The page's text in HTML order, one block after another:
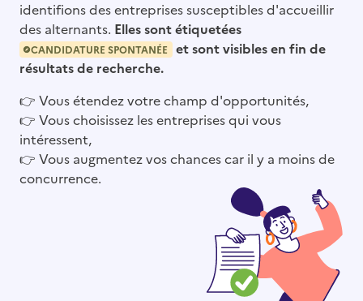
identifions des entreprises susceptibles d'accueillir
des alternants. Elles sont étiquetées
CANDIDATURE SPONTANÉE
et sont visibles en fin de
résultats de recherche.
👉 Vous étendez votre champ d'opportunités,
👉 Vous choisissez les entreprises qui vous
intéressent,
👉 Vous augmentez vos chances car il y a moins de
concurrence.